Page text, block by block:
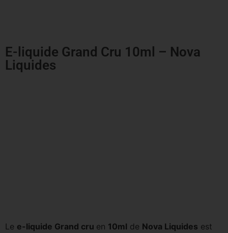
E-liquide Grand Cru 10ml – Nova
Liquides
Le e-liquide Grand cru en 10ml de Nova Liquides est